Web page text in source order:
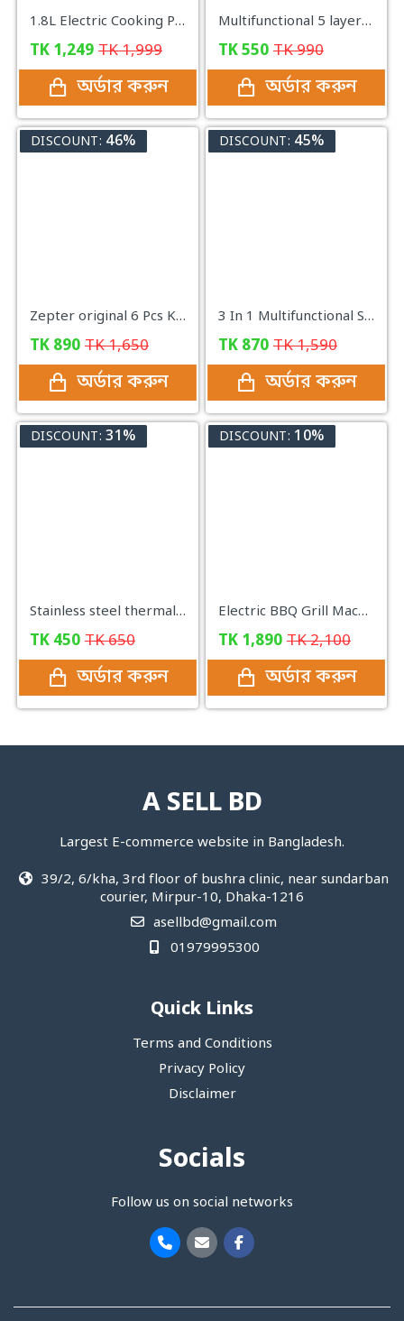
1.8L Electric Cooking Pot Stainless Steel Mini Rice Cooker| 600Watt
TK 1,249 TK1,999
অর্ডার করুন
Multifunctional 5 layer Food Safety Cover
TK550 TK990
অর্ডার করুন
DISCOUNT: 46%
Zepter original 6 Pcs Knife Set
TK 890 TK1,650
অর্ডার করুন
DISCOUNT: 45%
3 In 1 Multifunctional Stainless Steel Basin With Vegetable Cutter with Drain Basket
TK 870 TK1,590
অর্ডার করুন
DISCOUNT: 31%
Stainless steel thermal Mug with LED digital screen
TK 450 TK650
অর্ডার করুন
DISCOUNT: 10%
Electric BBQ Grill Machine - Black
TK 1,890 TK2,100
অর্ডার করুন
A SELL BD
Largest E-commerce website in Bangladesh.
39/2, 6/kha, 3rd floor of bushra clinic, near sundarban
courier, Mirpur-10, Dhaka-1216
asellbd@gmail.com
01979995300
Quick Links
Terms and Conditions
Privacy Policy
Disclaimer
Socials
Follow us on social networks